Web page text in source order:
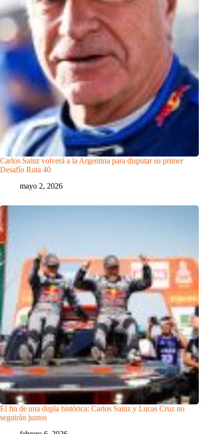
Carlos Sainz volverá a la Argentina para disputar su primer
Desafío Ruta 40
mayo 2, 2026
El fin de una dupla histórica: Carlos Sainz y Lucas Cruz no
seguirán juntos